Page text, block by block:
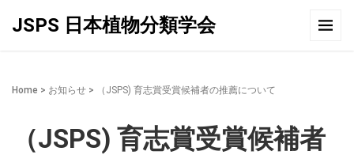
JSPS 日本植物分類学会
Home > お知らせ > （JSPS) 育志賞受賞候補者の推薦について
（JSPS) 育志賞受賞候補者